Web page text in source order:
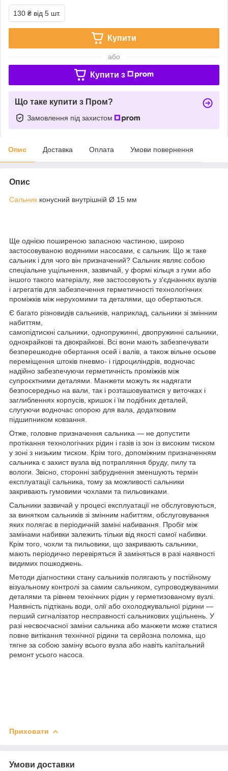
130 ₴ від 5 шт.
Купити
або
Купити з
Що таке купити з Пром?
Замовлення під захистом
Опис Доставка Оплата Умови повернення
Опис
Сальник конусний внутрішній Ø 15 мм
Ще однією поширеною запасною частиною, широко
застосовуваною водяними насосами, є сальник. Що ж таке
сальник і для чого він призначений? Сальник являє собою
спеціальне ущільнення, зазвичай, у формі кільця з гуми або
іншого такого матеріалу, яке застосовують у з'єднаннях вузлів
і агрегатів для забезпечення герметичності технологічних
проміжків між нерухомими та деталями, що обертаються.
Є багато різновидів сальників, наприклад, сальники зі змінним
набиттям,
самопідтискні сальники, однопружинні, двопружинні сальники,
однокрайкові та двокрайкові. Всі вони мають забезпечувати
безперешкодне обертання осей і валів, а також вільне осьове
переміщення штоків пневмо- і гідроциліндрів, водночас
надійно забезпечуючи герметичність проміжків між
супроєктними деталями. Манжети можуть як надягати
безпосередньо на вали, так і розташовуватися у виточках і
заглибленнях корпусів, кришок і їм подібних деталей,
слугуючи водночас опорою для вала, додатковим
підшипником ковзання.
Отже, головне призначення сальника — не допустити
протікання технологічних рідин і газів із зон із високим тиском
у зоні з низьким тиском. Крім того, допоміжним призначенням
сальника є захист вузла від потрапляння бруду, пилу та
вологи. Звісно, сторонні забруднення зменшують термін
експлуатації сальника, тому за можливості сальники
закривають гумовими чохлами та пильовиками.
Сальники зазвичай у процесі експлуатації не обслуговуються,
за винятком сальників зі змінним набиттям, обслуговування
яких полягає в періодичній заміні набивання. Пробіг між
замінами набивки залежить тільки від якості самої набивки.
Крім того, чохли та пильовики, що закривають сальники,
мають періодично перевіряться й заміняться в разі наявності
видимих пошкоджень.
Методи діагностики стану сальників полягають у постійному
візуальному контролі за самим сальником, супроводжуваними
деталями та рівнем технічних рідин у герметизованому вузлі.
Наявність підтікань води, олії або охолоджувальної рідини —
перший сигналізатор несправності сальникових ущільнень. У
разі несвоєчасної заміни сальника або манжети може статися
повне витікання технічної рідини та серйозна поломка, що
тягне за собою заміну всього вузла або навіть капітальний
ремонт усього насоса.
Приховати
Умови доставки